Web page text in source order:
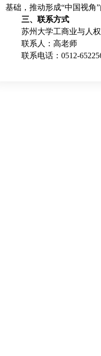
基础，推动形成“中国视角
三、联系方式
苏州大学工商业与人
联系人：高老师
联系电话： 0512-